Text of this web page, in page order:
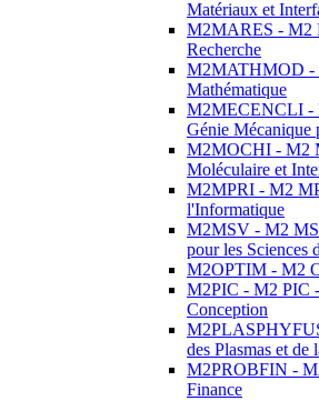
Matériaux et
M2MARES - M2
Recherche
M2MATHMOD -
Mathématique
M2MECENCLI -
Génie Mécanique
M2MOCHI - M2
Moléculaire et
M2MPRI - M2
l'Informatique
M2MSV - M2
pour les Sciences
M2OPTIM - M2
M2PIC - M2 PIC
Conception
des Plasmas et de
M2PROBFIN -
Finance